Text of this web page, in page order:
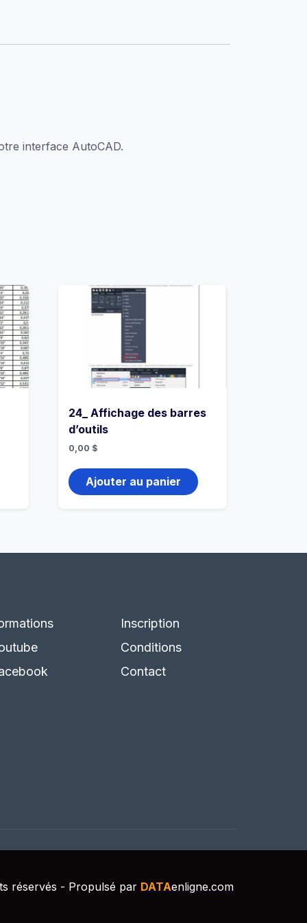
interface AutoCAD.
24_ Affichage des barres
d’outils
0,00 $
Ajouter au panier
Inscription
Conditions
Contact
réservés - Propulsé par DATAenligne.com